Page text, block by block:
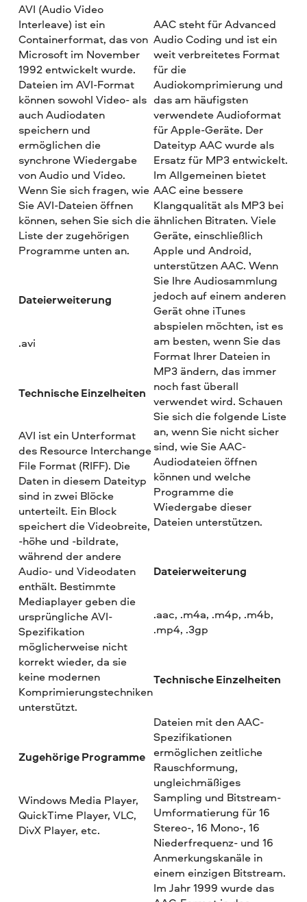
AVI (Audio Video
Interleave) ist ein
Containerformat, das von
Microsoft im November
1992 entwickelt wurde.
Dateien im AVI-Format
können sowohl Video- als
auch Audiodaten
speichern und
ermöglichen die
synchrone Wiedergabe
von Audio und Video.
Wenn Sie sich fragen, wie
Sie AVI-Dateien öffnen
können, sehen Sie sich die
Liste der zugehörigen
Programme unten an.
Dateierweiterung
.avi
Technische Einzelheiten
AVI ist ein Unterformat
des Resource Interchange
File Format (RIFF). Die
Daten in diesem Dateityp
sind in zwei Blöcke
unterteilt. Ein Block
speichert die Videobreite,
-höhe und -bildrate,
während der andere
Audio- und Videodaten
enthält. Bestimmte
Mediaplayer geben die
ursprüngliche AVI-
Spezifikation
möglicherweise nicht
korrekt wieder, da sie
keine modernen
Komprimierungstechniken
unterstützt.
Zugehörige Programme
Windows Media Player,
QuickTime Player, VLC,
DivX Player, etc.
AAC steht für Advanced
Audio Coding und ist ein
weit verbreitetes Format
für die
Audiokomprimierung und
das am häufigsten
verwendete Audioformat
für Apple-Geräte. Der
Dateityp AAC wurde als
Ersatz für MP3 entwickelt.
Im Allgemeinen bietet
AAC eine bessere
Klangqualität als MP3 bei
ähnlichen Bitraten. Viele
Geräte, einschließlich
Apple und Android,
unterstützen AAC. Wenn
Sie Ihre Audiosammlung
jedoch auf einem anderen
Gerät ohne iTunes
abspielen möchten, ist es
am besten, wenn Sie das
Format Ihrer Dateien in
MP3 ändern, das immer
noch fast überall
verwendet wird. Schauen
Sie sich die folgende Liste
an, wenn Sie nicht sicher
sind, wie Sie AAC-
Audiodateien öffnen
können und welche
Programme die
Wiedergabe dieser
Dateien unterstützen.
Dateierweiterung
.aac, .m4a, .m4p, .m4b,
.mp4, .3gp
Technische Einzelheiten
Dateien mit den AAC-
Spezifikationen
ermöglichen zeitliche
Rauschformung,
ungleichmäßiges
Sampling und Bitstream-
Umformatierung für 16
Stereo-, 16 Mono-, 16
Niederfrequenz- und 16
Anmerkungskanäle in
einem einzigen Bitstream.
Im Jahr 1999 wurde das